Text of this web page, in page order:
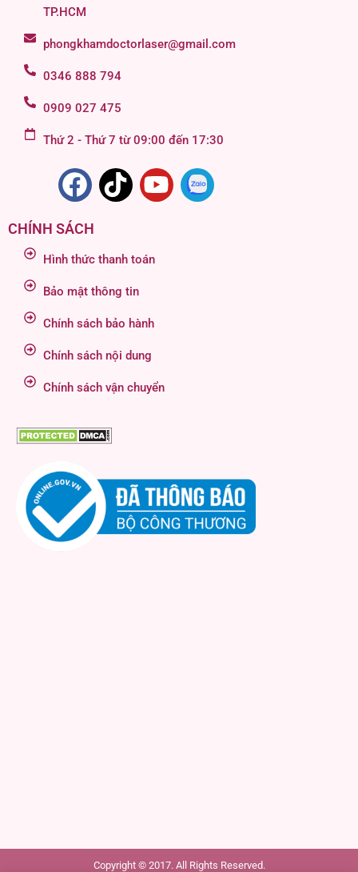
TP.HCM
phongkhamdoctorlaser@gmail.com
0346 888 794
0909 027 475
Thứ 2 - Thứ 7 từ 09:00 đến 17:30
CHÍNH SÁCH
Hình thức thanh toán
Bảo mật thông tin
Chính sách bảo hành
Chính sách nội dung
Chính sách vận chuyển
Copyright © 2017. All Rights Reserved.